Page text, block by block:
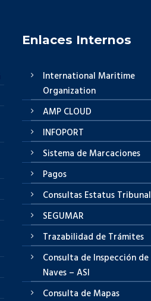
Enlaces Internos
International Maritime
Organization
AMP CLOUD
INFOPORT
Sistema de Marcaciones
Pagos
Consultas Estatus Tribunal
SEGUMAR
Trazabilidad de Trámites
Consulta de Inspección de
Naves – ASI
Consulta de Mapas